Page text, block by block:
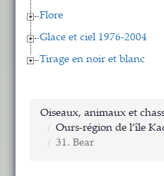
Flore
Glace et ciel 1976-2004
Tirage en noir et blanc
Oiseaux, animaux et
Ours-région de l’île
31. Bear